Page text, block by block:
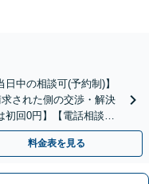
中の相談可(予約制)】
された側の交渉・解決
初回0円】【電話相談で
料金表を見る